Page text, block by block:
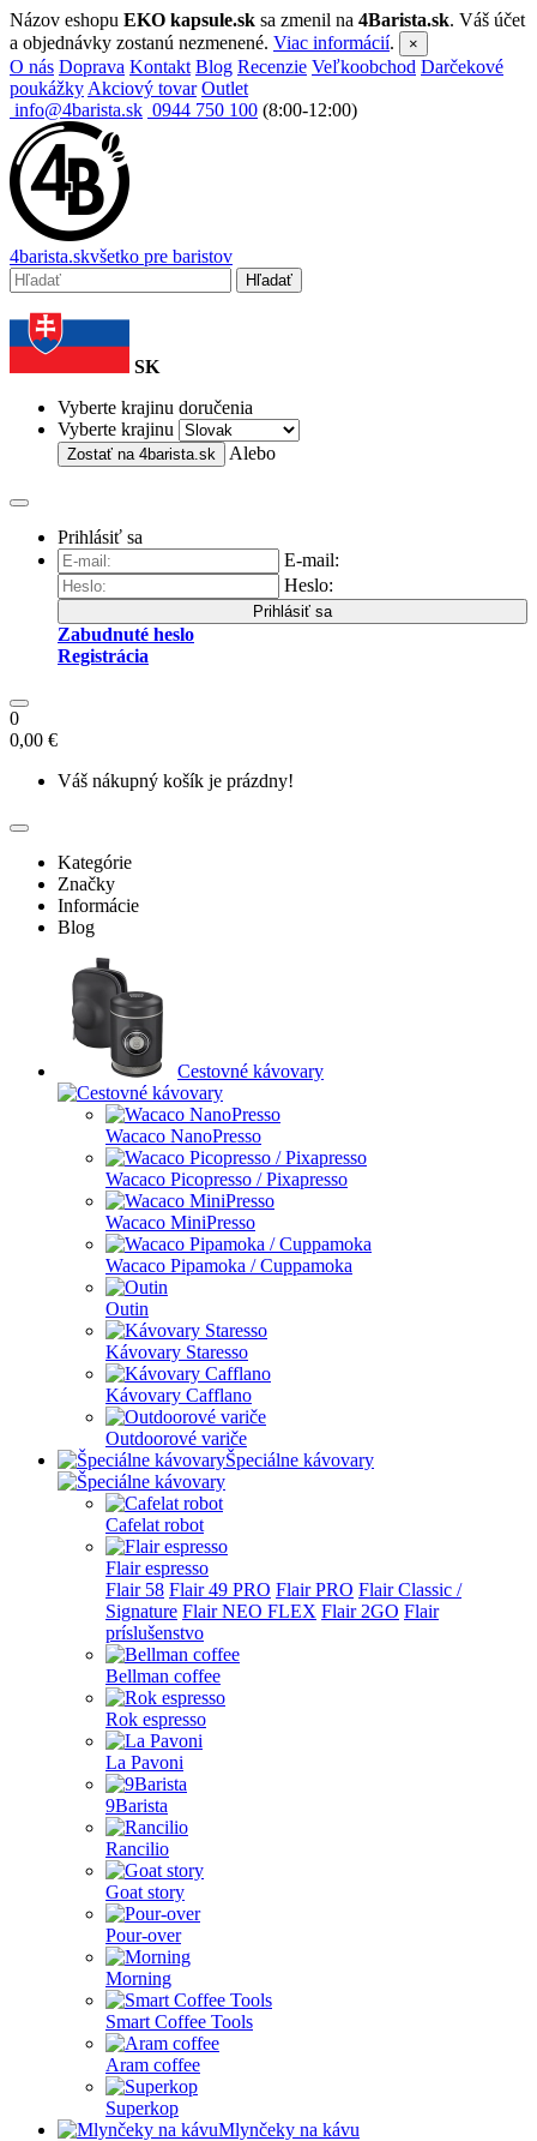
Názov eshopu EKO kapsule.sk sa zmenil na 4Barista.sk. Váš účet
a objednávky zostanú nezmenené. Viac informácií. ×
O nás Doprava Kontakt Blog Recenzie Veľkoobchod Darčekové
poukážky Akciový tovar Outlet
info@4barista.sk 0944 750 100 (8:00-12:00)
4barista.skvšetko pre baristov
Hľadať
SK
Vyberte krajinu doručenia
Vyberte krajinu
Zostať na 4barista.sk Alebo
Prihlásiť sa
E-mail:
Heslo:
Prihlásiť sa
Zabudnuté heslo
Registrácia
0
0,00 €
Váš nákupný košík je prázdny!
Kategórie
Značky
Informácie
Blog
Cestovné kávovary
Wacaco NanoPresso
Wacaco Picopresso / Pixapresso
Wacaco MiniPresso
Wacaco Pipamoka / Cuppamoka
Outin
Kávovary Staresso
Kávovary Cafflano
Outdoorové variče
Špeciálne kávovary
Cafelat robot
Flair espresso
Flair 58 Flair 49 PRO Flair PRO Flair Classic /
Signature Flair NEO FLEX Flair 2GO Flair
príslušenstvo
Bellman coffee
Rok espresso
La Pavoni
9Barista
Rancilio
Goat story
Pour-over
Morning
Smart Coffee Tools
Aram coffee
Superkop
Mlynčeky na kávu